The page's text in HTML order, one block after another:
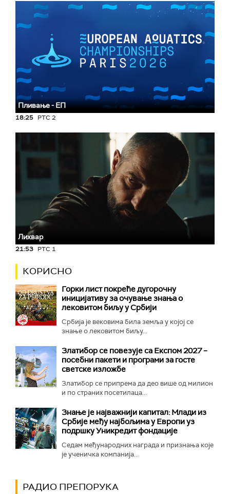
Пливање - ЕП
18:25 РТС 2
Лихвар
21:53 РТС 1
КОРИСНО
Горки лист покреће дугорочну
иницијативу за очување знања о
лековитом биљу у Србији
Србија је вековима била земља у којој се
знање о лековитом биљу...
Златибор се повезује са Експом 2027 –
посебни пакети и програми за госте
светске изложбе
Златибор се припрема да део више од милион
и по страних посетилаца...
Знање је најважнији капитал: Млади из
Србије међу најбољима у Европи уз
подршку Уникредит фондације
Седам међународних награда и признања које
је ученичка компанија...
РАДИО ПРЕПОРУКА